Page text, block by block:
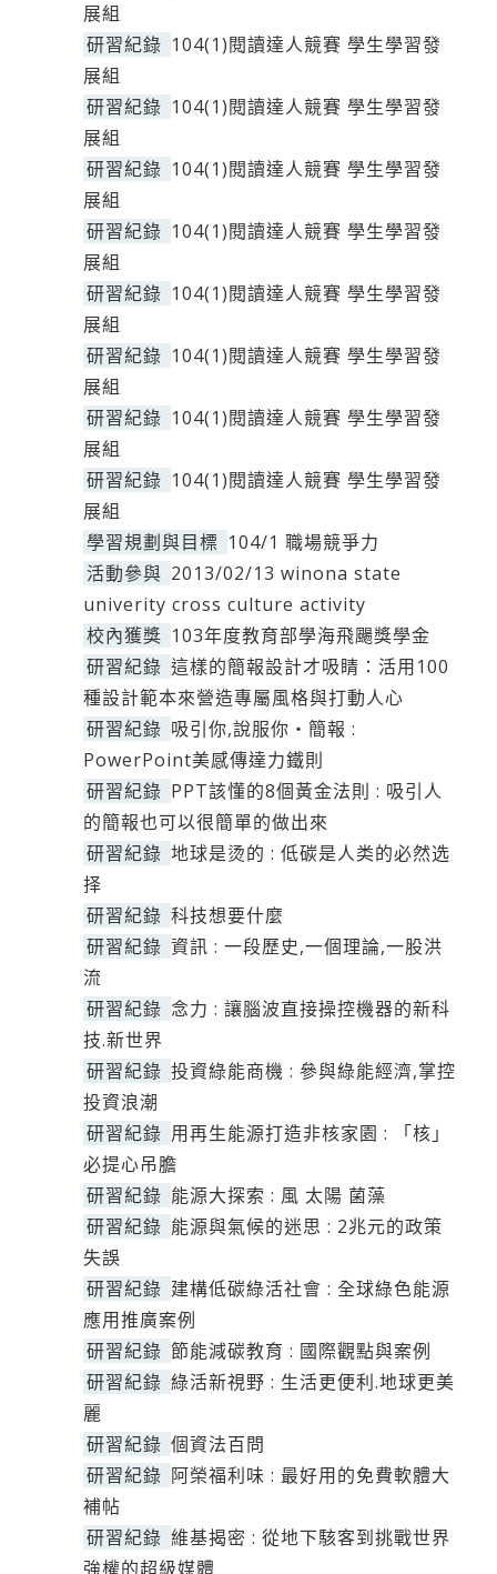
展組
研習紀錄 104(1)閱讀達人競賽 學生學習發
展組
研習紀錄 104(1)閱讀達人競賽 學生學習發
展組
研習紀錄 104(1)閱讀達人競賽 學生學習發
展組
研習紀錄 104(1)閱讀達人競賽 學生學習發
展組
研習紀錄 104(1)閱讀達人競賽 學生學習發
展組
研習紀錄 104(1)閱讀達人競賽 學生學習發
展組
研習紀錄 104(1)閱讀達人競賽 學生學習發
展組
研習紀錄 104(1)閱讀達人競賽 學生學習發
展組
學習規劃與目標 104/1 職場競爭力
活動參與 2013/02/13 winona state
univerity cross culture activity
校內獲獎 103年度教育部學海飛颺獎學金
研習紀錄 這樣的簡報設計才吸睛：活用100
種設計範本來營造專屬風格與打動人心
研習紀錄 吸引你,說服你‧簡報 :
PowerPoint美感傳達力鐵則
研習紀錄 PPT該懂的8個黃金法則 : 吸引人
的簡報也可以很簡單的做出來
研習紀錄 地球是烫的 : 低碳是人类的必然选
择
研習紀錄 科技想要什麼
研習紀錄 資訊 : 一段歷史,一個理論,一股洪
流
研習紀錄 念力 : 讓腦波直接操控機器的新科
技.新世界
研習紀錄 投資綠能商機 : 參與綠能經濟,掌控
投資浪潮
研習紀錄 用再生能源打造非核家園 : 「核」
必提心吊膽
研習紀錄 能源大探索 : 風 太陽 菌藻
研習紀錄 能源與氣候的迷思 : 2兆元的政策
失誤
研習紀錄 建構低碳綠活社會 : 全球綠色能源
應用推廣案例
研習紀錄 節能減碳教育 : 國際觀點與案例
研習紀錄 綠活新視野 : 生活更便利.地球更美
麗
研習紀錄 個資法百問
研習紀錄 阿榮福利味 : 最好用的免費軟體大
補帖
研習紀錄 維基揭密 : 從地下駭客到挑戰世界
強權的超級媒體